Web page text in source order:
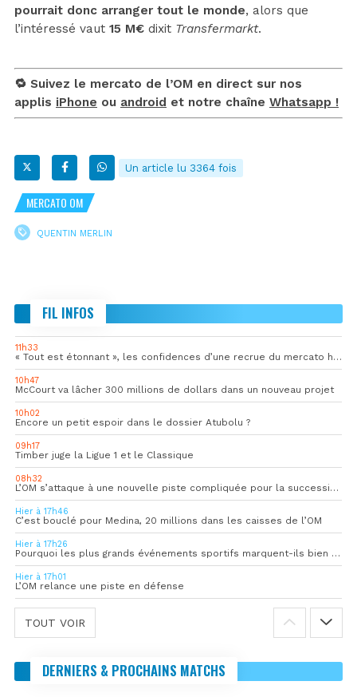
pourrait donc arranger tout le monde, alors que
l’intéressé vaut 15 M€ dixit Transfermarkt.
🔁 Suivez le mercato de l’OM en direct sur nos
applis iPhone ou android et notre chaîne Whatsapp !
Un article lu 3364 fois
MERCATO OM
QUENTIN MERLIN
FIL INFOS
11h33
« Tout est étonnant », les confidences d’une recrue du mercato hivernal de l’OM
10h47
McCourt va lâcher 300 millions de dollars dans un nouveau projet
10h02
Encore un petit espoir dans le dossier Atubolu ?
09h17
Timber juge la Ligue 1 et le Classique
08h32
L’OM s’attaque à une nouvelle piste compliquée pour la succession de Rulli
Hier à 17h46
C’est bouclé pour Medina, 20 millions dans les caisses de l’OM
Hier à 17h26
Pourquoi les plus grands événements sportifs marquent-ils bien au-delà du score final ?
Hier à 17h01
L’OM relance une piste en défense
TOUT VOIR
DERNIERS & PROCHAINS MATCHS